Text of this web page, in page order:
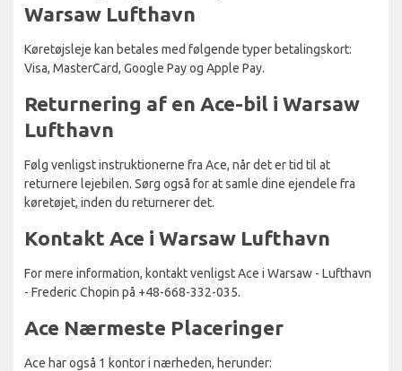
Warsaw Lufthavn
Køretøjsleje kan betales med følgende typer betalingskort:
Visa, MasterCard, Google Pay og Apple Pay.
Returnering af en Ace-bil i Warsaw
Lufthavn
Følg venligst instruktionerne fra Ace, når det er tid til at
returnere lejebilen. Sørg også for at samle dine ejendele fra
køretøjet, inden du returnerer det.
Kontakt Ace i Warsaw Lufthavn
For mere information, kontakt venligst Ace i Warsaw - Lufthavn
- Frederic Chopin på +48-668-332-035.
Ace Nærmeste Placeringer
Ace har også 1 kontor i nærheden, herunder: